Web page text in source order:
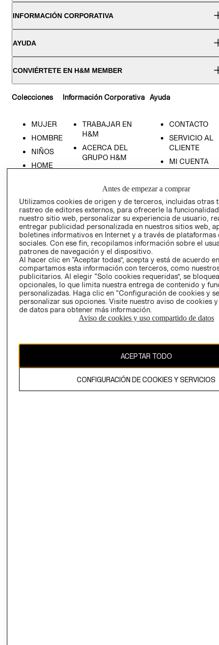
INFORMACIÓN CORPORATIVA
AYUDA
CONVIÉRTETE EN H&M MEMBER
Colecciones
MUJER
HOMBRE
NIÑOS
HOME
Información Corporativa
TRABAJAR EN
H&M
ACERCA DEL
GRUPO H&M
RESPONSABILIDAD
RELACIÓN CON
INVERSIONISTAS
POLÍTICA
EMPRESARIAL
Ayuda
CONTACTO
SERVICIO AL
CLIENTE
MI CUENTA
- RETIRO EN
TIENDA
TÉRMINOS Y
CONDICIONES
AVISO DE
PRIVACIDAD
GIFT CARD
AVISO DE
COOKIES
Chile ($)
Antes de empezar a comprar
Utilizamos cookies de origen y de terceros, incluidas otras
rastreo de editores externos, para ofrecerle la
nuestro sitio web, personalizar su experiencia de usuario,
entregar publicidad personalizada en nuestros sitios web,
boletines informativos en Internet y a través de plataformas
sociales. Con ese fin, recopilamos información sobre el
patrones de navegación y el dispositivo.
Al hacer clic en “Aceptar todas”, acepta y está de acuerdo
compartamos esta información con terceros, como
publicitarios. Al elegir “Solo cookies requeridas”, se
opcionales, lo que limita nuestra entrega de contenido y
personalizadas. Haga clic en “Configuración de cookies y
personalizar sus opciones. Visite nuestro aviso de cookies
de datos para obtener más información.
Aviso de cookies y uso compartido de datos
ACEPTAR TODO
CONFIGURACIÓN DE COOKIES Y SERVICIOS